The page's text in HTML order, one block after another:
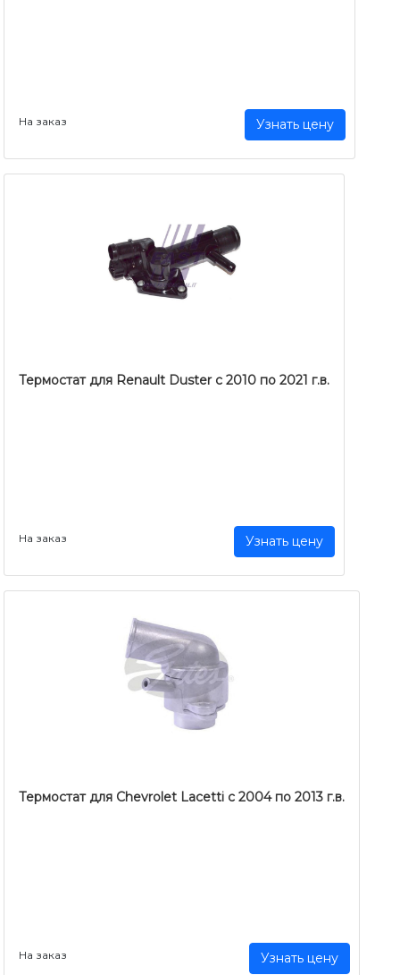
На заказ Узнать цену
Термостат для Renault Duster с 2010 по 2021 г.в.
На заказ Узнать цену
Термостат для Chevrolet Lacetti c 2004 по 2013 г.в.
На заказ Узнать цену